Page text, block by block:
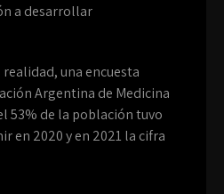
a desarrollar
una encuesta
Argentina de Medicina
53% de la población tuvo
en 2020 y en 2021 la cifra